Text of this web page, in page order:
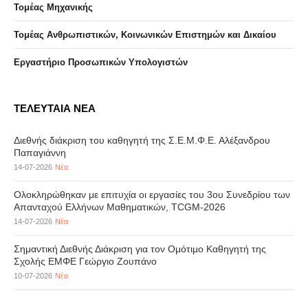
Τομέας Μηχανικής
Τομέας Ανθρωπιστικών, Κοινωνικών Επιστημών και Δικαίου
Eργαστήριo Προσωπικών Υπολογιστών
ΤΕΛΕΥΤΑΙΑ ΝΕΑ
Διεθνής διάκριση του καθηγητή της Σ.Ε.Μ.Φ.Ε. Αλέξανδρου
Παπαγιάννη
14-07-2026 Νέα
Ολοκληρώθηκαν με επιτυχία οι εργασίες του 3ου Συνεδρίου των
Απανταχού Ελλήνων Μαθηματικών, TCGM-2026
14-07-2026 Νέα
Σημαντική Διεθνής Διάκριση για τον Ομότιμο Καθηγητή της
Σχολής ΕΜΦΕ Γεώργιο Ζουπάνο
10-07-2026 Νέα